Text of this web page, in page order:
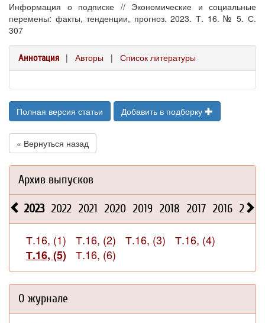
Информация о подписке // Экономические и социальные
перемены: факты, тенденции, прогноз. 2023. Т. 16. № 5. С.
307
Аннотация | Авторы | Список литературы
Полная версия статьи Добавить в подборку
« Вернуться назад
Архив выпусков
2023 2022 2021 2020 2019 2018 2017 2016 2015
Т.16, (1) Т.16, (2) Т.16, (3)
Т.16, (4)
Т.16, (5)
Т.16, (6)
О журнале